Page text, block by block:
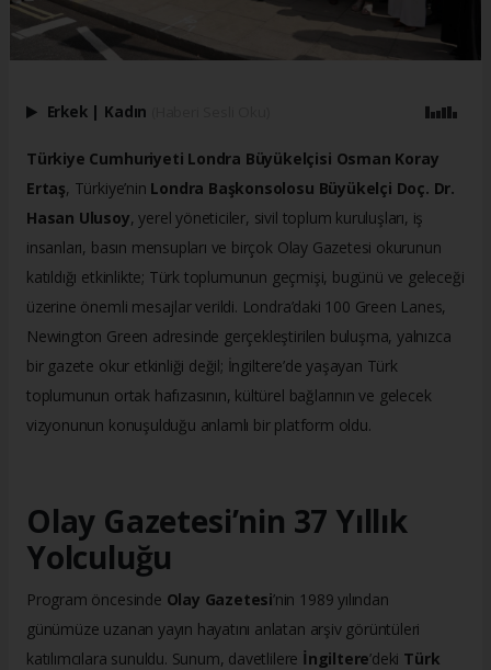
Erkek | Kadın
Türkiye Cumhuriyeti Londra Büyükelçisi Osman Koray
Ertaş, Türkiye’nin Londra Başkonsolosu Büyükelçi Doç. Dr.
Hasan Ulusoy, yerel yöneticiler, sivil toplum kuruluşları, iş
insanları, basın mensupları ve birçok Olay Gazetesi okurunun
katıldığı etkinlikte; Türk toplumunun geçmişi, bugünü ve geleceği
üzerine önemli mesajlar verildi. Londra’daki 100 Green Lanes,
Newington Green adresinde gerçekleştirilen buluşma, yalnızca
bir gazete okur etkinliği değil; İngiltere’de yaşayan Türk
toplumunun ortak hafızasının, kültürel bağlarının ve gelecek
vizyonunun konuşulduğu anlamlı bir platform oldu.
Olay Gazetesi’nin 37 Yıllık
Yolculuğu
Program öncesinde Olay Gazetesi’nin 1989 yılından
günümüze uzanan yayın hayatını anlatan arşiv görüntüleri
katılımcılara sunuldu. Sunum, davetlilere İngiltere’deki Türk